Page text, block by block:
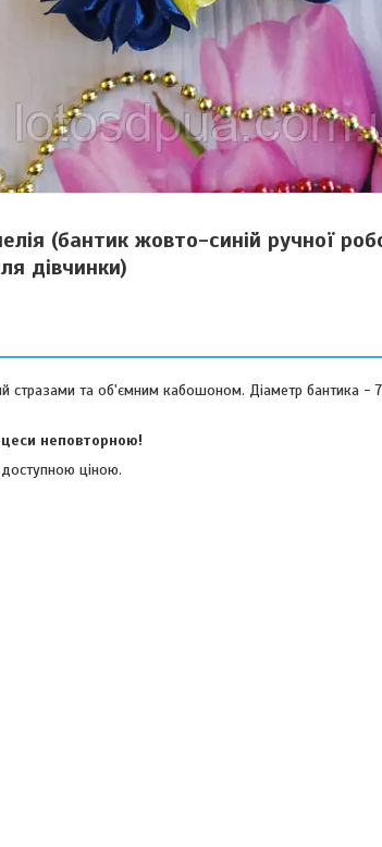
(бантик жовто-синій ручної
дівчинки)
стразами та об'ємним кабошоном. Діаметр бантика -
неповторною!
доступною ціною.